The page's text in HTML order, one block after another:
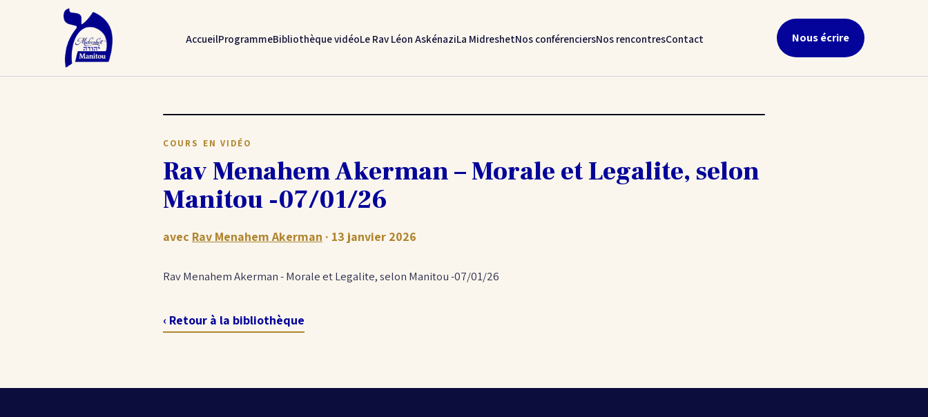
AccueilProgrammeBibliothèque vidéoLe Rav Léon AskénaziLa MidreshetNos conférenciersNos rencontresContact Nous écrire
COURS EN VIDÉO
Rav Menahem Akerman – Morale et Legalite, selon
Manitou -07/01/26
avec Rav Menahem Akerman · 13 janvier 2026
Rav Menahem Akerman - Morale et Legalite, selon Manitou -07/01/26
‹ Retour à la bibliothèque